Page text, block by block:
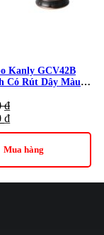
Kanly GCV42B
Có Rút Dây Màu
₫
₫
Mua hàng